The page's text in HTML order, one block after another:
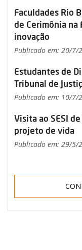
Faculdades Rio
de Cerimônia na
inovação
Publicado em: 20/7/
Estudantes de
Tribunal de
Publicado em: 10/7/
Visita ao SESI
projeto de vida
Publicado em: 29/5/